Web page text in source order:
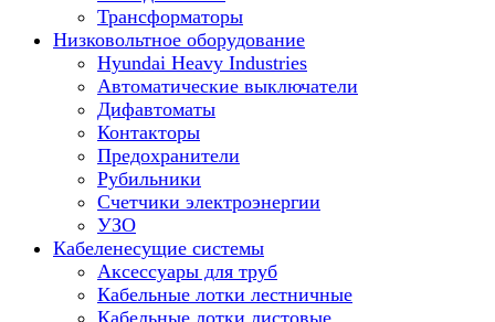
Трансформаторы
Низковольтное оборудование
Hyundai Heavy Industries
Автоматические выключатели
Дифавтоматы
Контакторы
Предохранители
Рубильники
Счетчики электроэнергии
УЗО
Кабеленесущие системы
Аксессуары для труб
Кабельные лотки лестничные
Кабельные лотки листовые